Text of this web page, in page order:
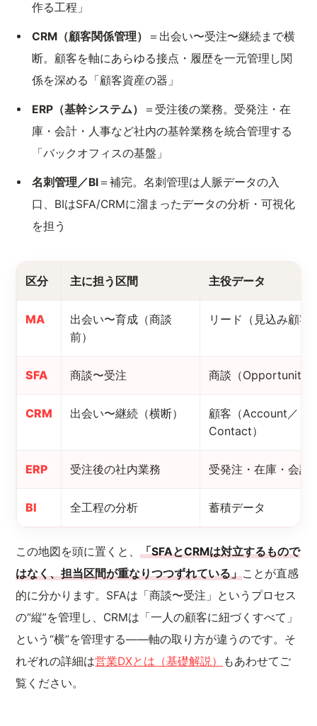
作る工程」
CRM（顧客関係管理）
＝出会い〜受注〜継続まで横
断。顧客を軸にあらゆる接点・履歴を一元管理し関
係を深める「顧客資産の器」
ERP（基幹システム）
＝受注後の業務。受発注・在
庫・会計・人事など社内の基幹業務を統合管理する
「バックオフィスの基盤」
名刺管理／BI ＝補完。名刺管理は人脈データの入
口、BIはSFA/CRMに溜まったデータの分析・可視化
を担う
区分 主に担う区間 主役データ
MA
出会い〜育成（商談
前）
リード（見込み顧客
SFA 商談〜受注 商談（Opportunity
CRM 出会い〜継続（横断）
顧客（Account／
Contact）
ERP 受注後の社内業務 受発注・在庫・会計
BI 全工程の分析 蓄積データ
この地図を頭に置くと、「SFAとCRMは対立するもので
はなく、担当区間が重なりつつずれている」ことが直感
的に分かります。SFAは「商談〜受注」というプロセス
の“縦”を管理し、CRMは「一人の顧客に紐づくすべて」
という“横”を管理する——軸の取り方が違うのです。そ
れぞれの詳細は営業DXとは（基礎解説）
もあわせてご
覧ください。